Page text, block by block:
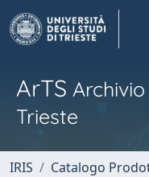
ArTS
Trieste
IRIS
Catalogo